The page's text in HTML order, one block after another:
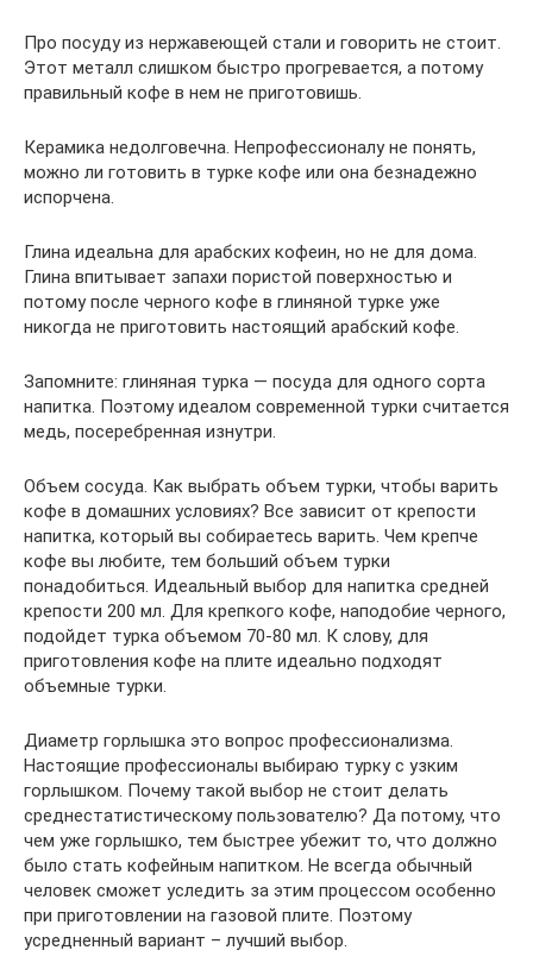
Про посуду из нержавеющей стали и говорить не стоит.
Этот металл слишком быстро прогревается, а потому
правильный кофе в нем не приготовишь.
Керамика недолговечна. Непрофессионалу не понять,
можно ли готовить в турке кофе или она безнадежно
испорчена.
Глина идеальна для арабских кофеин, но не для дома.
Глина впитывает запахи пористой поверхностью и
потому после черного кофе в глиняной турке уже
никогда не приготовить настоящий арабский кофе.
Запомните: глиняная турка — посуда для одного сорта
напитка. Поэтому идеалом современной турки считается
медь, посеребренная изнутри.
Объем сосуда. Как выбрать объем турки, чтобы варить
кофе в домашних условиях? Все зависит от крепости
напитка, который вы собираетесь варить. Чем крепче
кофе вы любите, тем больший объем турки
понадобиться. Идеальный выбор для напитка средней
крепости 200 мл. Для крепкого кофе, наподобие черного,
подойдет турка объемом 70-80 мл. К слову, для
приготовления кофе на плите идеально подходят
объемные турки.
Диаметр горлышка это вопрос профессионализма.
Настоящие профессионалы выбираю турку с узким
горлышком. Почему такой выбор не стоит делать
среднестатистическому пользователю? Да потому, что
чем уже горлышко, тем быстрее убежит то, что должно
было стать кофейным напитком. Не всегда обычный
человек сможет уследить за этим процессом особенно
при приготовлении на газовой плите. Поэтому
усредненный вариант – лучший выбор.